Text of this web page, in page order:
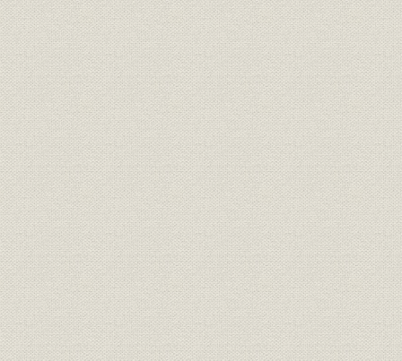
関係会社;財務・業績
関連会社の業績 参考 委託4社の
業績
1983年(昭
関係会社;財務・業績 関連会社の業績 (2)販売会社 56期~58期
関係会社;財務・業績
関連会社の業績 参考 販売2社の
業績
1983年(昭
関連会社の業績 (3)研究所
(4)YCC (5)土地建物 (6)エコー商